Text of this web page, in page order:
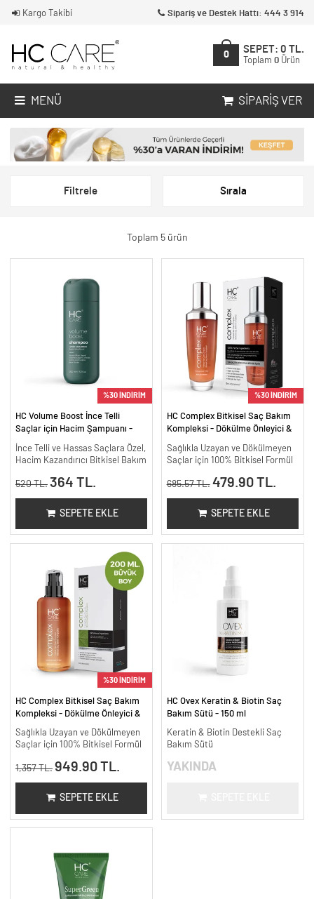
Kargo Takibi Sipariş ve Destek Hattı: 444 3 914
0
SEPET: 0 TL.
Toplam 0 Ürün
MENÜ SIPARIŞ VER
Filtrele Sırala
Toplam 5 ürün
%30 İNDİRİM
HC Volume Boost İnce Telli
Saçlar için Hacim Şampuanı -
300 ml.
İnce Telli ve Hassas Saçlara Özel,
Hacim Kazandırıcı Bitkisel Bakım
520 TL. 364 TL.
SEPETE EKLE
%30 İNDİRİM
HC Complex Bitkisel Saç Bakım
Kompleksi - Dökülme Önleyici &
100 ml
Sağlıkla Uzayan ve Dökülmeyen
Saçlar için 100% Bitkisel Formül
685.57 TL. 479.90 TL.
SEPETE EKLE
%30 İNDİRİM
HC Complex Bitkisel Saç Bakım
Kompleksi - Dökülme Önleyici &
200 ml.
Sağlıkla Uzayan ve Dökülmeyen
Saçlar için 100% Bitkisel Formül
1,357 TL. 949.90 TL.
SEPETE EKLE
HC Ovex Keratin & Biotin Saç
Bakım Sütü - 150 ml
Keratin & Biotin Destekli Saç
Bakım Sütü
YAKINDA